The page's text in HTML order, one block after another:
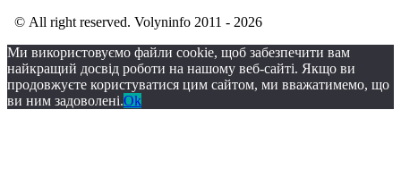
© All right reserved. Volyninfo 2011 - 2026
Ми використовуємо файли cookie, щоб забезпечити вам
найкращий досвід роботи на нашому веб-сайті. Якщо ви
продовжуєте користуватися цим сайтом, ми вважатимемо, що
ви ним задоволені.Ok